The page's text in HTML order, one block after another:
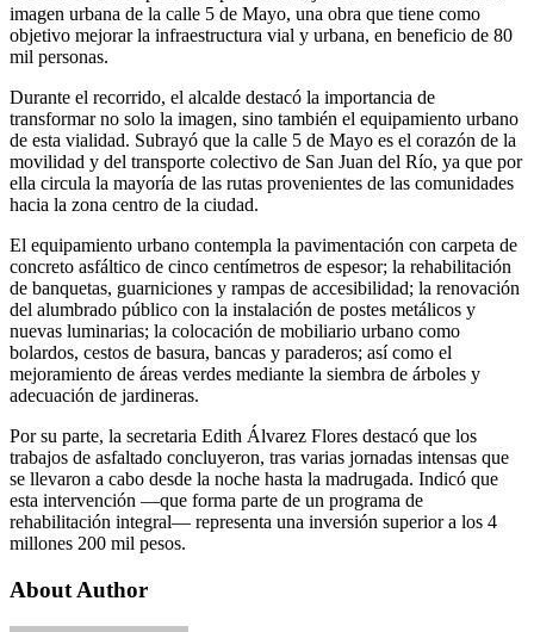
imagen urbana de la calle 5 de Mayo, una obra que tiene como
objetivo mejorar la infraestructura vial y urbana, en beneficio de 80
mil personas.
Durante el recorrido, el alcalde destacó la importancia de
transformar no solo la imagen, sino también el equipamiento urbano
de esta vialidad. Subrayó que la calle 5 de Mayo es el corazón de la
movilidad y del transporte colectivo de San Juan del Río, ya que por
ella circula la mayoría de las rutas provenientes de las comunidades
hacia la zona centro de la ciudad.
El equipamiento urbano contempla la pavimentación con carpeta de
concreto asfáltico de cinco centímetros de espesor; la rehabilitación
de banquetas, guarniciones y rampas de accesibilidad; la renovación
del alumbrado público con la instalación de postes metálicos y
nuevas luminarias; la colocación de mobiliario urbano como
bolardos, cestos de basura, bancas y paraderos; así como el
mejoramiento de áreas verdes mediante la siembra de árboles y
adecuación de jardineras.
Por su parte, la secretaria Edith Álvarez Flores destacó que los
trabajos de asfaltado concluyeron, tras varias jornadas intensas que
se llevaron a cabo desde la noche hasta la madrugada. Indicó que
esta intervención —que forma parte de un programa de
rehabilitación integral— representa una inversión superior a los 4
millones 200 mil pesos.
About Author